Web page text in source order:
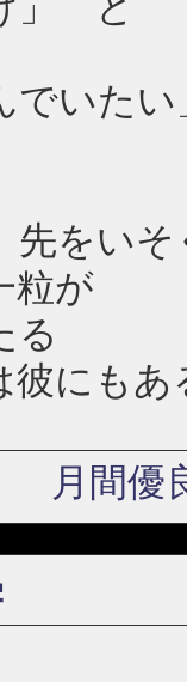
でいた
先をいそ
粒が
る
彼にもあ
月間優